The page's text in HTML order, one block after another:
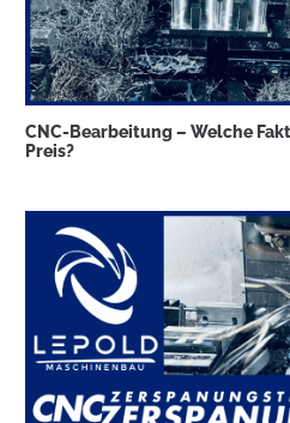
CNC-Bearbeitung – Welche
Preis?